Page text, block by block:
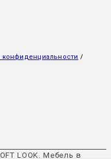
конфиденциальности /
LOOK. Мебель в